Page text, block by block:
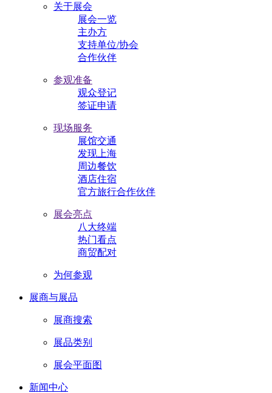
关于展会
展会一览
主办方
支持单位/协会
合作伙伴
参观准备
观众登记
签证申请
现场服务
展馆交通
发现上海
周边餐饮
酒店住宿
官方旅行合作伙伴
展会亮点
八大终端
热门看点
商贸配对
为何参观
展商与展品
展商搜索
展品类别
展会平面图
新闻中心